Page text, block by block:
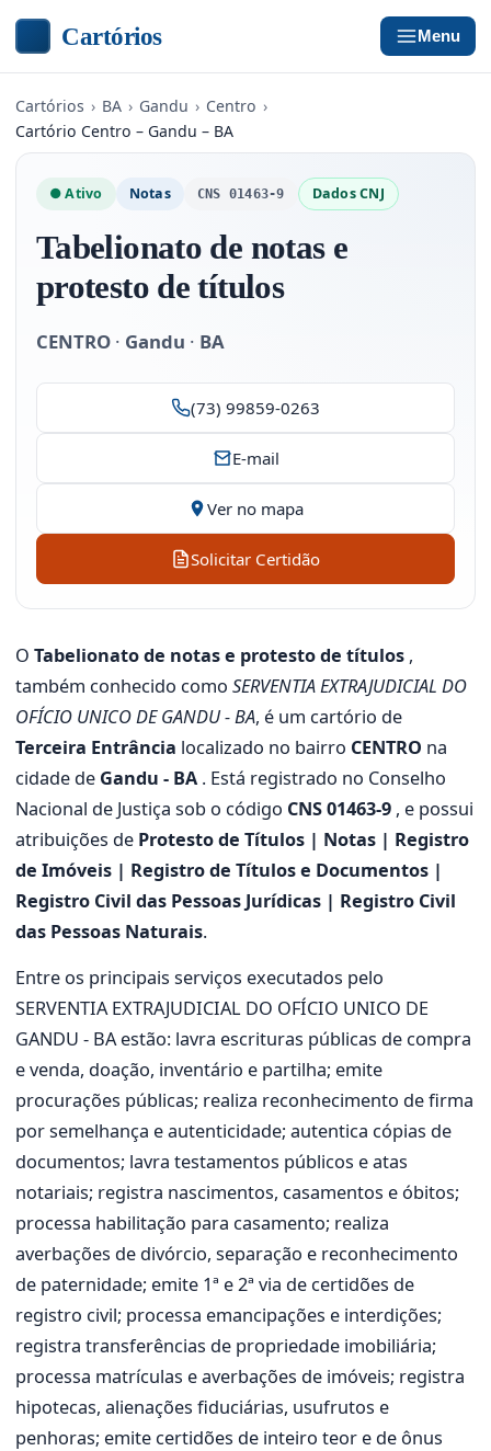
Cartórios Menu
Cartórios › BA › Gandu › Centro ›
Cartório Centro – Gandu – BA
● Ativo Notas CNS 01463-9 Dados CNJ
Tabelionato de notas e
protesto de títulos
CENTRO · Gandu · BA
(73) 99859-0263
E-mail
Ver no mapa
Solicitar Certidão
O Tabelionato de notas e protesto de títulos ,
também conhecido como SERVENTIA EXTRAJUDICIAL DO
OFÍCIO UNICO DE GANDU - BA, é um cartório de
Terceira Entrância localizado no bairro CENTRO na
cidade de Gandu - BA . Está registrado no Conselho
Nacional de Justiça sob o código CNS 01463-9 , e possui
atribuições de Protesto de Títulos | Notas | Registro
de Imóveis | Registro de Títulos e Documentos |
Registro Civil das Pessoas Jurídicas | Registro Civil
das Pessoas Naturais.
Entre os principais serviços executados pelo
SERVENTIA EXTRAJUDICIAL DO OFÍCIO UNICO DE
GANDU - BA estão: lavra escrituras públicas de compra
e venda, doação, inventário e partilha; emite
procurações públicas; realiza reconhecimento de firma
por semelhança e autenticidade; autentica cópias de
documentos; lavra testamentos públicos e atas
notariais; registra nascimentos, casamentos e óbitos;
processa habilitação para casamento; realiza
averbações de divórcio, separação e reconhecimento
de paternidade; emite 1ª e 2ª via de certidões de
registro civil; processa emancipações e interdições;
registra transferências de propriedade imobiliária;
processa matrículas e averbações de imóveis; registra
hipotecas, alienações fiduciárias, usufrutos e
penhoras; emite certidões de inteiro teor e de ônus